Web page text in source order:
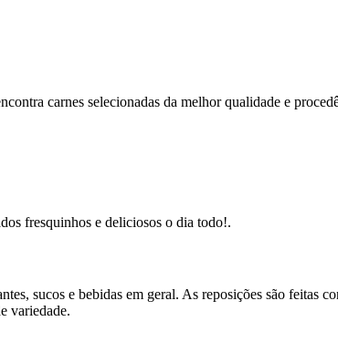
carnes selecionadas da melhor qualidade e
fresquinhos e deliciosos o dia todo!.
sucos e bebidas em geral. As reposições são feitas
variedade.